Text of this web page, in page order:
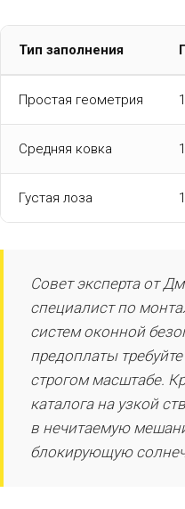
Тип заполнения
Простая геометрия
Средняя ковка
Густая лоза
Совет эксперта от
специалист по
систем оконной
предоплаты
строгом масштабе.
каталога на узкой
в нечитаемую
блокирующую